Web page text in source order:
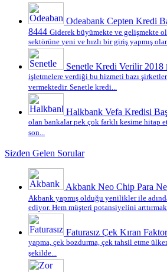
Odeabank Cepten Kredi
8444 Giderek büyümekte ve gelişmekte
sektörüne yeni ve hızlı bir giriş yapmış
Senetle Kredi Verilir 2018
işletmelere verdiği bu hizmeti bazı
vermektedir. Senetle kredi...
Halkbank Vefa Kredisi
olan bankalar pek çok farklı kesime hitap
son...
Sizden Gelen Sorular
Akbank Neo Chip Para
Akbank yapmış olduğu yenilikler ile
ediyor. Hem müşteri potansiyelini
Faturasız Çek Kıran
yapma, çek bozdurma, çek tahsil etme
şekilde...